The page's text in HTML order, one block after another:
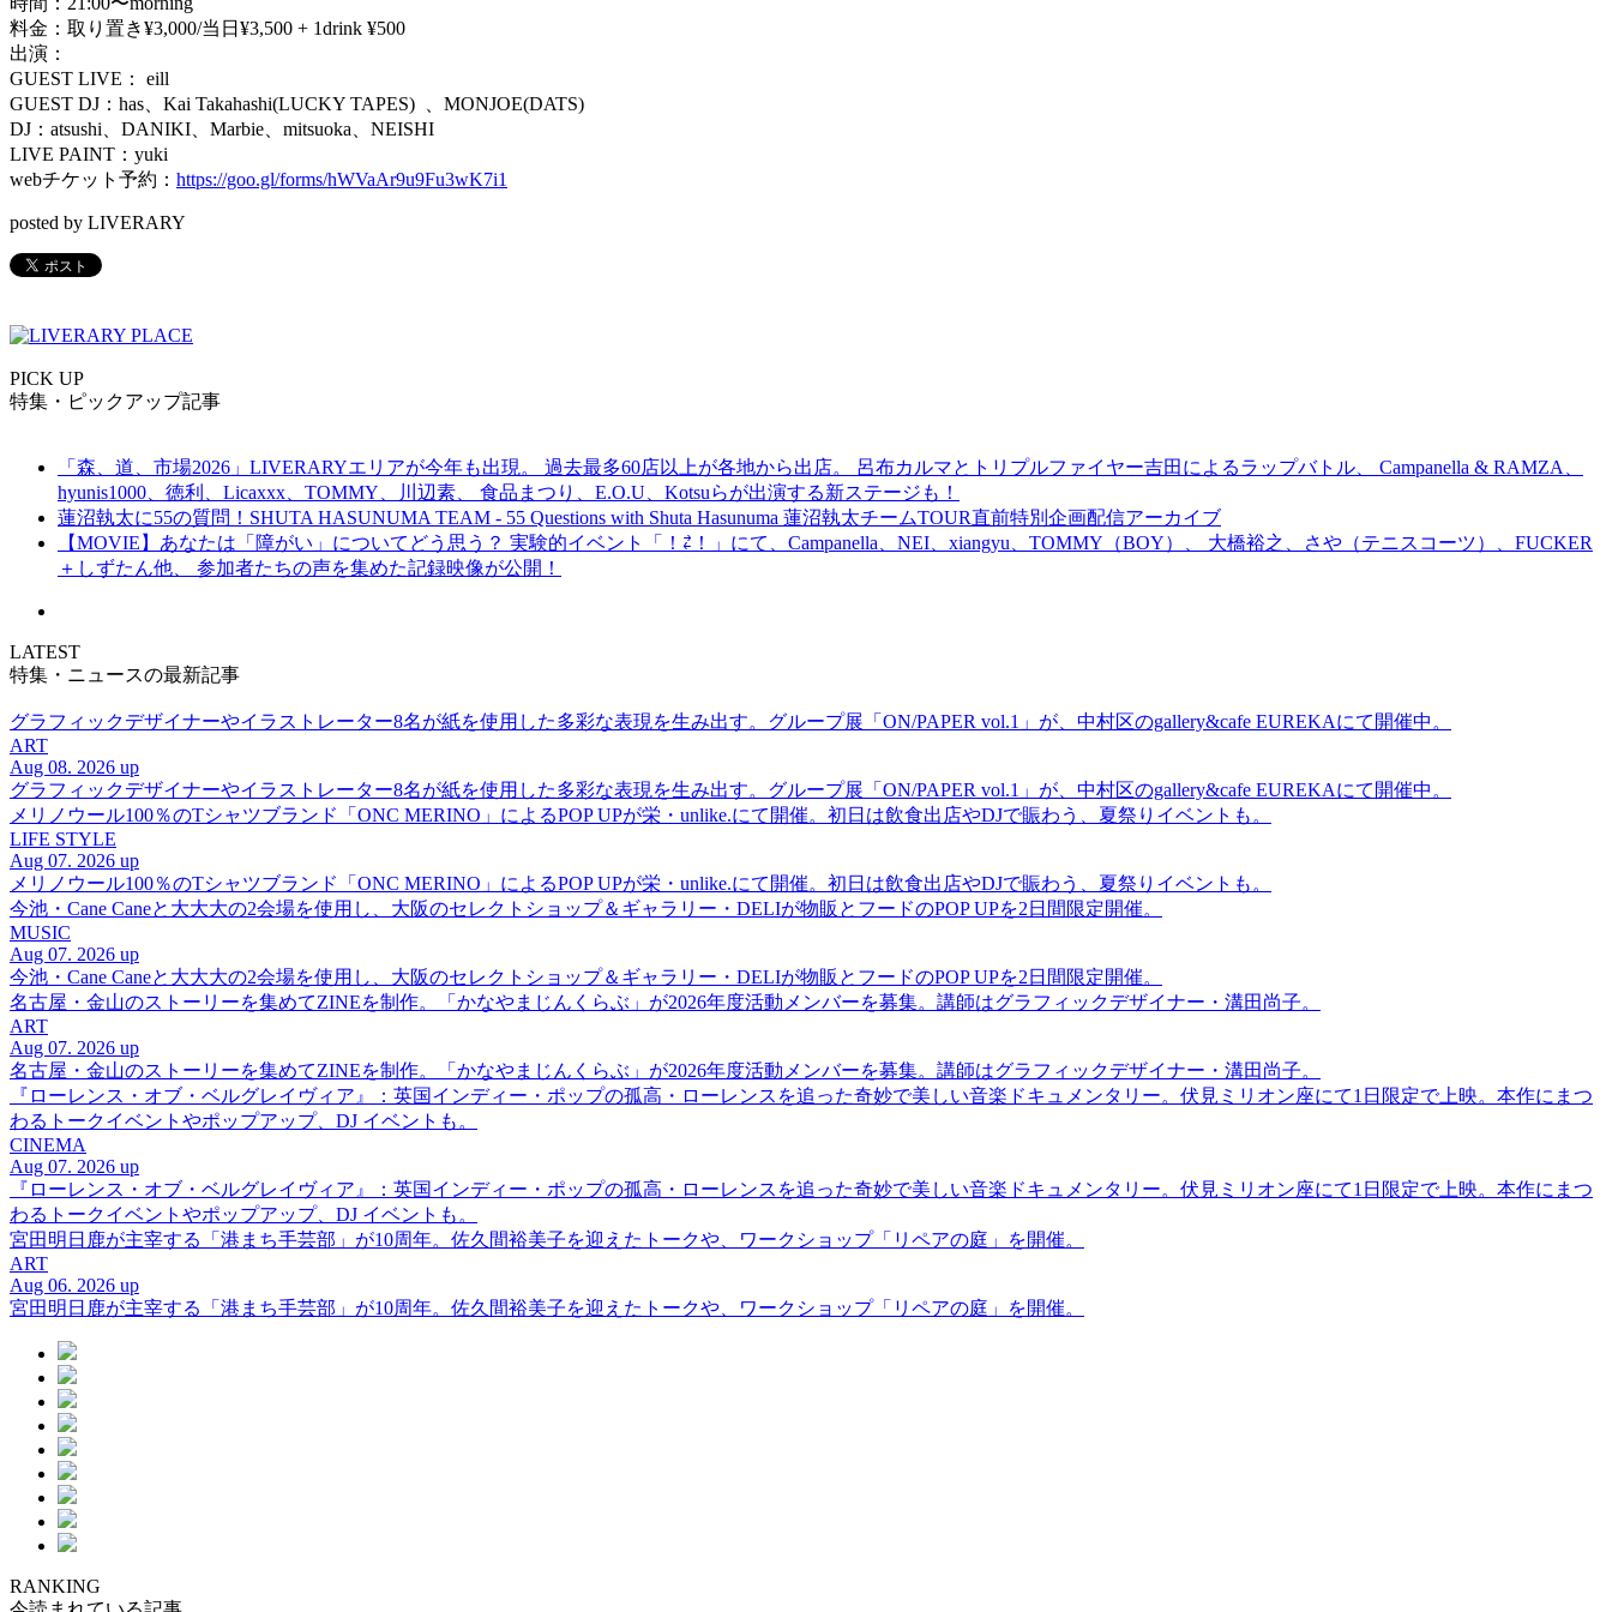
料金：取り置き¥3,000/当日¥3,500 + 1drink ¥500
出演：
GUEST LIVE： eill
GUEST DJ：has、Kai Takahashi(LUCKY TAPES) 、MONJOE(DATS)
DJ：atsushi、DANIKI、Marbie、mitsuoka、NEISHI
LIVE PAINT：yuki
webチケット予約： https://goo.gl/forms/hWVaAr9u9Fu3wK7i1
posted by LIVERARY
PICK UP
特集・ピックアップ記事
「森、道、市場2026」LIVERARYエリアが今年も出現。 過去最多60店以上が各地から出店。 呂布カルマとトリプルファイヤー吉田によるラップバトル、 Campanella & RAMZA、
hyunis1000、徳利、Licaxxx、TOMMY、川辺素、 食品まつり、E.O.U、Kotsuらが出演する新ステージも！
蓮沼執太に55の質問！SHUTA HASUNUMA TEAM - 55 Questions with Shuta Hasunuma 蓮沼執太チームTOUR直前特別企画配信アーカイブ
【MOVIE】あなたは「障がい」についてどう思う？ 実験的イベント「！⇄！」にて、Campanella、NEI、xiangyu、TOMMY（BOY）、 大橋裕之、さや（テニスコーツ）、FUCKER
＋しずたん他、 参加者たちの声を集めた記録映像が公開！
LATEST
特集・ニュースの最新記事
グラフィックデザイナーやイラストレーター8名が紙を使用した多彩な表現を生み出す。グループ展「ON/PAPER vol.1」が、中村区のgallery&cafe EUREKAにて開催中。
ART
Aug 08. 2026 up
グラフィックデザイナーやイラストレーター8名が紙を使用した多彩な表現を生み出す。グループ展「ON/PAPER vol.1」が、中村区のgallery&cafe EUREKAにて開催中。
メリノウール100％のTシャツブランド「ONC MERINO」によるPOP UPが栄・unlike.にて開催。初日は飲食出店やDJで賑わう、夏祭りイベントも。
LIFE STYLE
Aug 07. 2026 up
メリノウール100％のTシャツブランド「ONC MERINO」によるPOP UPが栄・unlike.にて開催。初日は飲食出店やDJで賑わう、夏祭りイベントも。
今池・Cane Caneと大大大の2会場を使用し、大阪のセレクトショップ＆ギャラリー・DELIが物販とフードのPOP UPを2日間限定開催。
MUSIC
Aug 07. 2026 up
今池・Cane Caneと大大大の2会場を使用し、大阪のセレクトショップ＆ギャラリー・DELIが物販とフードのPOP UPを2日間限定開催。
名古屋・金山のストーリーを集めてZINEを制作。「かなやまじんくらぶ」が2026年度活動メンバーを募集。講師はグラフィックデザイナー・溝田尚子。
ART
Aug 07. 2026 up
名古屋・金山のストーリーを集めてZINEを制作。「かなやまじんくらぶ」が2026年度活動メンバーを募集。講師はグラフィックデザイナー・溝田尚子。
『ローレンス・オブ・ベルグレイヴィア』：英国インディー・ポップの孤高・ローレンスを追った奇妙で美しい音楽ドキュメンタリー。伏見ミリオン座にて1日限定で上映。本作にまつ
わるトークイベントやポップアップ、DJ イベントも。
CINEMA
Aug 07. 2026 up
『ローレンス・オブ・ベルグレイヴィア』：英国インディー・ポップの孤高・ローレンスを追った奇妙で美しい音楽ドキュメンタリー。伏見ミリオン座にて1日限定で上映。本作にまつ
わるトークイベントやポップアップ、DJ イベントも。
宮田明日鹿が主宰する「港まち手芸部」が10周年。佐久間裕美子を迎えたトークや、ワークショップ「リペアの庭」を開催。
ART
Aug 06. 2026 up
宮田明日鹿が主宰する「港まち手芸部」が10周年。佐久間裕美子を迎えたトークや、ワークショップ「リペアの庭」を開催。
RANKING